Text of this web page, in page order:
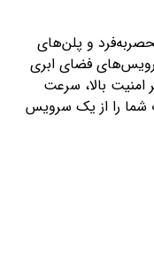
و پلن‌های
فضای ابری
بالا، سرعت
شما را از یک سرویس